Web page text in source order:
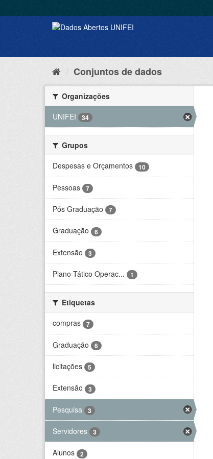
Conjuntos de dados
Organizações
UNIFEI
34
Grupos
Despesas e Orçamentos
10
Pessoas 7
Pós Graduação 7
Graduação 6
Extensão 3
Plano Tático Operac... 1
Etiquetas
compras
7
Graduação 6
licitações 5
Extensão 3
Pesquisa 3
Servidores 3
Alunos 2